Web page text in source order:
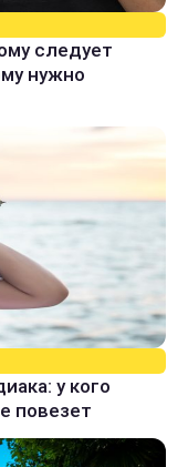
следует
нужно
у кого
повезет